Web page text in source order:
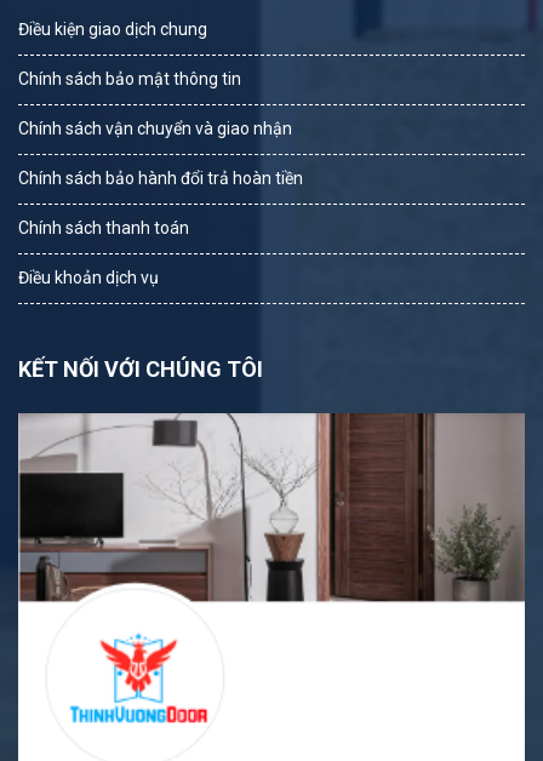
Điều kiện giao dịch chung
Chính sách bảo mật thông tin
Chính sách vận chuyển và giao nhận
Chính sách bảo hành đổi trả hoàn tiền
Chính sách thanh toán
Điều khoản dịch vụ
KẾT NỐI VỚI CHÚNG TÔI